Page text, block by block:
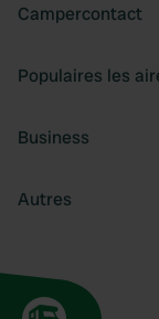
Campercontact
Populaires les
Business
Autres